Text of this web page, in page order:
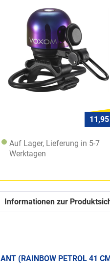
Auf Lager, Lieferung in 5-7
Werktagen
Informationen zur
(RAINBOW PETROL 41